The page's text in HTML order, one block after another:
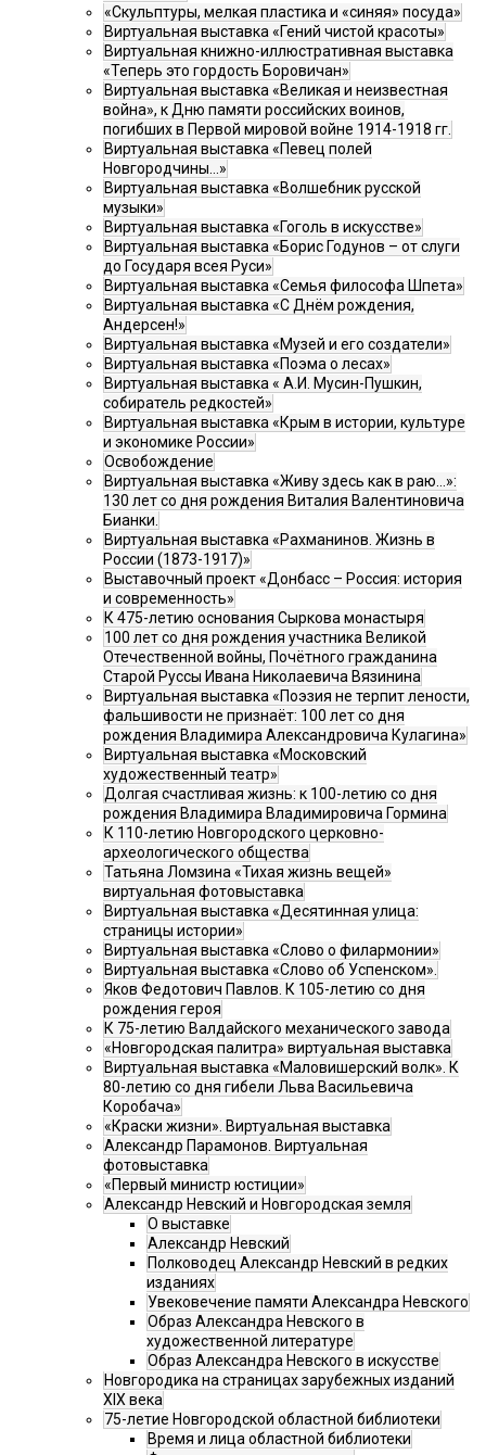
«Скульптуры, мелкая пластика и «синяя» посуда»
Виртуальная выставка «Гений чистой красоты»
Виртуальная книжно-иллюстративная выставка
«Теперь это гордость Боровичан»
Виртуальная выставка «Великая и неизвестная
война», к Дню памяти российских воинов,
погибших в Первой мировой войне 1914-1918 гг.
Виртуальная выставка «Певец полей
Новгородчины…»
Виртуальная выставка «Волшебник русской
музыки»
Виртуальная выставка «Гоголь в искусстве»
Виртуальная выставка «Борис Годунов – от слуги
до Государя всея Руси»
Виртуальная выставка «Семья философа Шпета»
Виртуальная выставка «С Днём рождения,
Андерсен!»
Виртуальная выставка «Музей и его создатели»
Виртуальная выставка «Поэма о лесах»
Виртуальная выставка « А.И. Мусин-Пушкин,
собиратель редкостей»
Виртуальная выставка «Крым в истории, культуре
и экономике России»
Освобождение
Виртуальная выставка «Живу здесь как в раю…»:
130 лет со дня рождения Виталия Валентиновича
Бианки.
Виртуальная выставка «Рахманинов. Жизнь в
России (1873-1917)»
Выставочный проект «Донбасс – Россия: история
и современность»
К 475-летию основания Сыркова монастыря
100 лет со дня рождения участника Великой
Отечественной войны, Почётного гражданина
Старой Руссы Ивана Николаевича Вязинина
Виртуальная выставка «Поэзия не терпит лености,
фальшивости не признаёт: 100 лет со дня
рождения Владимира Александровича Кулагина»
Виртуальная выставка «Московский
художественный театр»
Долгая счастливая жизнь: к 100-летию со дня
рождения Владимира Владимировича Гормина
К 110-летию Новгородского церковно-
археологического общества
Татьяна Ломзина «Тихая жизнь вещей»
виртуальная фотовыставка
Виртуальная выставка «Десятинная улица:
страницы истории»
Виртуальная выставка «Слово о филармонии»
Виртуальная выставка «Слово об Успенском».
Яков Федотович Павлов. К 105-летию со дня
рождения героя
К 75-летию Валдайского механического завода
«Новгородская палитра» виртуальная выставка
Виртуальная выставка «Маловишерский волк». К
80-летию со дня гибели Льва Васильевича
Коробача»
«Краски жизни». Виртуальная выставка
Александр Парамонов. Виртуальная
фотовыставка
«Первый министр юстиции»
Александр Невский и Новгородская земля
О выставке
Александр Невский
Полководец Александр Невский в редких
изданиях
Увековечение памяти Александра Невского
Образ Александра Невского в
художественной литературе
Образ Александра Невского в искусстве
Новгородика на страницах зарубежных изданий
XIX века
75-летие Новгородской областной библиотеки
Время и лица областной библиотеки